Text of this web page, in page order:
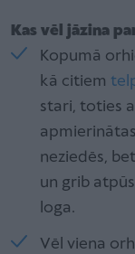
Kas vēl jāzina
Kopumā
kā citiem
stari, toties
neziedēs,
un grib
loga.
Vēl viena